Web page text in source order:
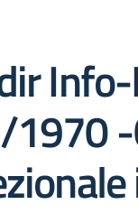
-